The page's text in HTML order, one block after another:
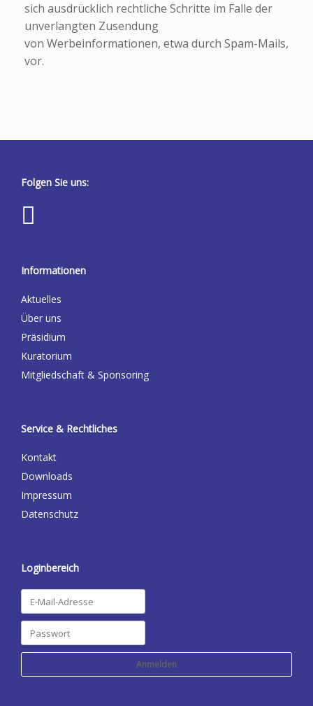
sich ausdrücklich rechtliche Schritte im Falle der
unverlangten Zusendung
von Werbeinformationen, etwa durch Spam-Mails,
vor.
Folgen Sie uns:
Informationen
Aktuelles
Über uns
Präsidium
Kuratorium
Mitgliedschaft & Sponsoring
Service & Rechtliches
Kontakt
Downloads
Impressum
Datenschutz
Loginbereich